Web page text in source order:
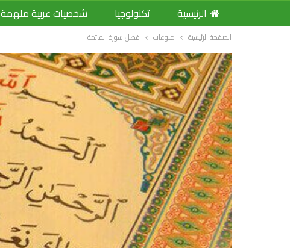
الرئيسية تكنولوجيا شخصيات عربية ملهمة
الصفحة الرئيسية منوعات فضل سورة الفاتحة